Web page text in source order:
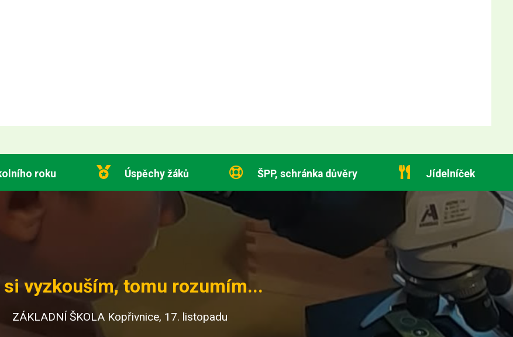
roku Úspěchy žáků ŠPP, schránka důvěry Jídelníček
si vyzkouším, tomu rozumím...
ZÁKLADNÍ ŠKOLA Kopřivnice, 17. listopadu